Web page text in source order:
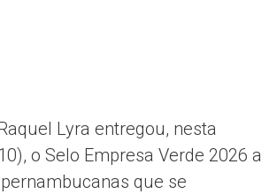
Lyra entregou, nesta
o Selo Empresa Verde 2026 a
que se